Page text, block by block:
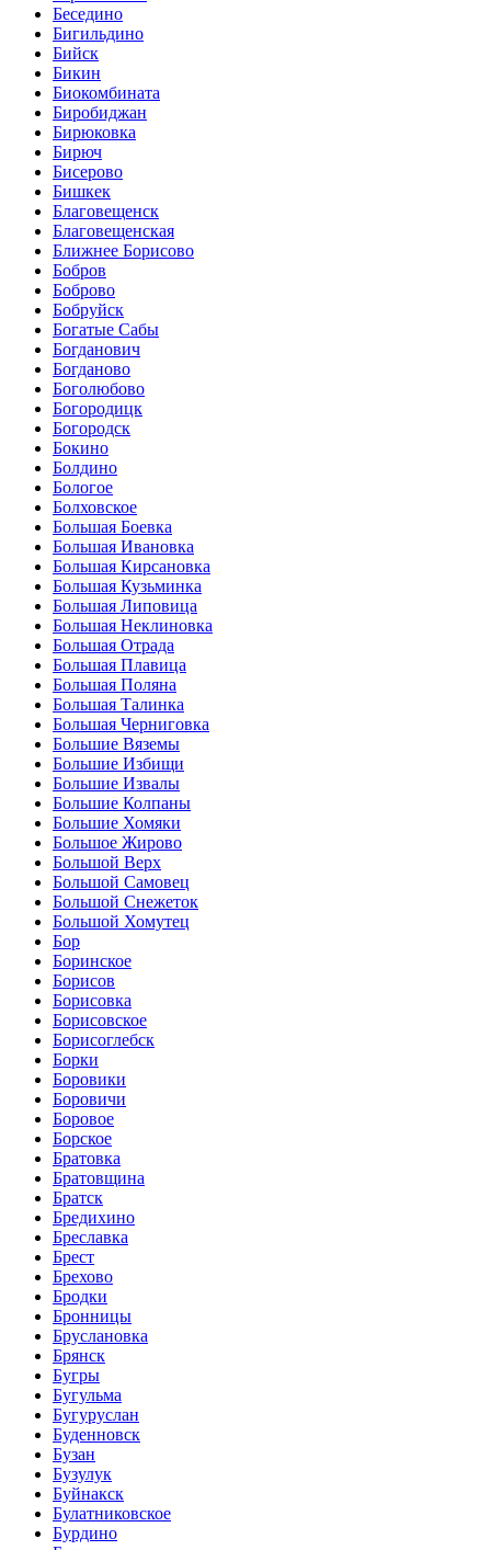
Беседино
Бигильдино
Бийск
Бикин
Биокомбината
Биробиджан
Бирюковка
Бирюч
Бисерово
Бишкек
Благовещенск
Благовещенская
Ближнее Борисово
Бобров
Боброво
Бобруйск
Богатые Сабы
Богданович
Богданово
Боголюбово
Богородицк
Богородск
Бокино
Болдино
Бологое
Болховское
Большая Боевка
Большая Ивановка
Большая Кирсановка
Большая Кузьминка
Большая Липовица
Большая Неклиновка
Большая Отрада
Большая Плавица
Большая Поляна
Большая Талинка
Большая Черниговка
Большие Вяземы
Большие Избищи
Большие Извалы
Большие Колпаны
Большие Хомяки
Большое Жирово
Большой Верх
Большой Самовец
Большой Снежеток
Большой Хомутец
Бор
Боринское
Борисов
Борисовка
Борисовское
Борисоглебск
Борки
Боровики
Боровичи
Боровое
Борское
Братовка
Братовщина
Братск
Бредихино
Бреславка
Брест
Брехово
Бродки
Бронницы
Бруслановка
Брянск
Бугры
Бугульма
Бугуруслан
Буденновск
Бузан
Бузулук
Буйнакск
Булатниковское
Бурдино